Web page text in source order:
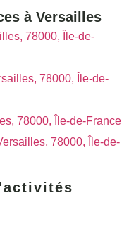
à Versailles
78000, Île-de-
78000, Île-de-
78000, Île-de-France
78000, Île-de-